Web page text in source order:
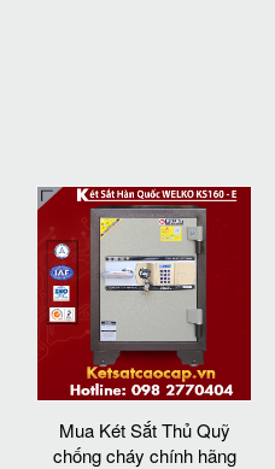
Mua Két Sắt Thủ Quỹ
chống cháy chính hãng